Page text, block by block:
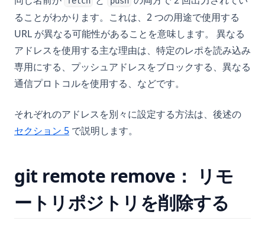
ることがわかります。これは、2 つの用途で使用する
URL が異なる可能性があることを意味します。 異なる
アドレスを使用する主な理由は、特定のレポを読み込み
専用にする、プッシュアドレスをブロックする、異なる
通信プロトコルを使用する、などです。
それぞれのアドレスを別々に設定する方法は、後述の
セクション 5 で説明します。
git remote remove： リモ
ートリポジトリを削除する